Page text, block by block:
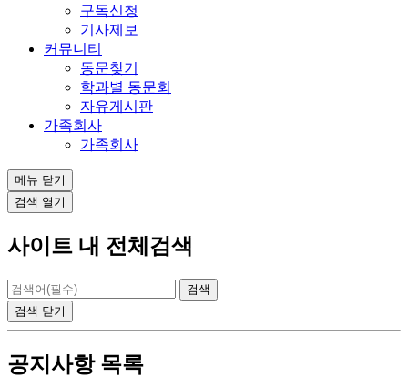
구독신청
기사제보
커뮤니티
동문찾기
학과별 동문회
자유게시판
가족회사
가족회사
메뉴 닫기
검색 열기
사이트 내 전체검색
검색 닫기
공지사항목록